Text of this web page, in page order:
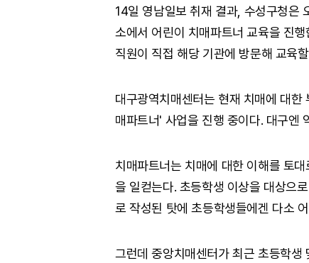
14일 영남일보 취재 결과, 수성구청은
소에서 어린이 치매파트너 교육을 진
직원이 직접 해당 기관에 방문해 교육
대구광역치매센터는 현재 치매에 대한
매파트너' 사업을 진행 중이다. 대구엔
치매파트너는 치매에 대한 이해를 토
을 일컫는다. 초등학생 이상을 대상으
로 작성된 탓에 초등학생들에겐 다소
그런데 중앙치매센터가 최근 초등학생